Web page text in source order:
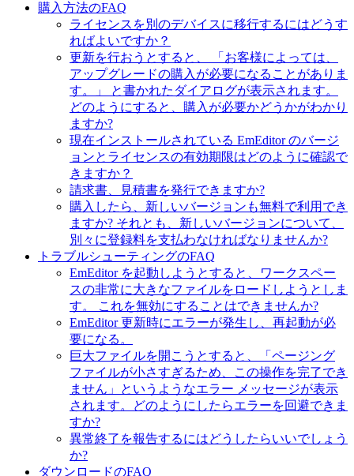
購入方法のFAQ
ライセンスを別のデバイスに移行するにはどうす
ればよいですか？
更新を行おうとすると、 「お客様によっては、
アップグレードの購入が必要になることがありま
す。」 と書かれたダイアログが表示されます。
どのようにすると、購入が必要かどうかがわかり
ますか?
現在インストールされている EmEditor のバージ
ョンとライセンスの有効期限はどのように確認で
きますか？
請求書、見積書を発行できますか?
購入したら、新しいバージョンも無料で利用でき
ますか? それとも、新しいバージョンについて、
別々に登録料を支払わなければなりませんか?
トラブルシューティングのFAQ
EmEditor を起動しようとすると、ワークスペー
スの非常に大きなファイルをロードしようとしま
す。 これを無効にすることはできませんか?
EmEditor 更新時にエラーが発生し、再起動が必
要になる。
巨大ファイルを開こうとすると、「ページング
ファイルが小さすぎるため、この操作を完了でき
ません」というようなエラー メッセージが表示
されます。どのようにしたらエラーを回避できま
すか?
異常終了を報告するにはどうしたらいいでしょう
か?
ダウンロードのFAQ